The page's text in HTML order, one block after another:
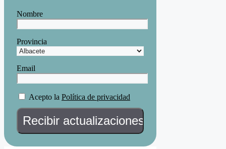
Nombre
Provincia
Email
Acepto la Política de privacidad